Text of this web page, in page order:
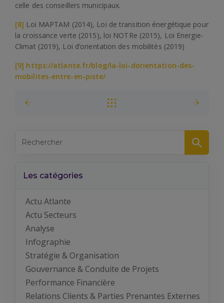
celle des conseillers municipaux.
[8] Loi MAPTAM (2014), Loi de transition énergétique pour
la croissance verte (2015), loi NOTRe (2015), Loi Energie-
Climat (2019), Loi d’orientation des mobilités (2019)
[9] https://atlante.fr/blog/la-loi-dorientation-des-
mobilites-entre-en-piste/
Les catégories
Actu Atlante
Actu Secteurs
Analyse
Infographie
Stratégie & Organisation
Gouvernance & Conduite de Projets
Performance Financière
Relations Clients & Parties Prenantes Externes